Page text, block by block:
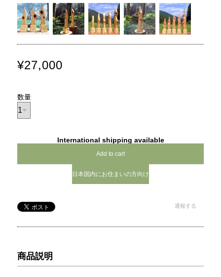
¥27,000
数量
International shipping available
Add to cart
日本国内にお住まいの方向け
通報する
商品説明